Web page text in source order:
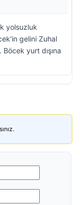
yolsuzluk
gelini Zuhal
yurt dışına